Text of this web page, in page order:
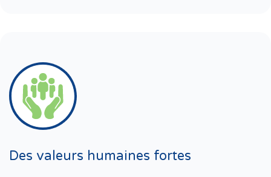
Des valeurs humaines fortes